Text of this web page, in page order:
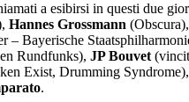
a esibirsi in questi due
Hannes Grossmann
– Bayerische
Rundfunks), JP Bouvet
Exist, Drumming
.